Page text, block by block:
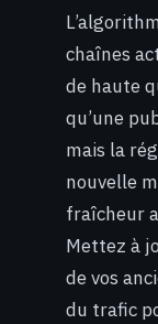
chaînes
de haute
qu’une
mais la
nouvelle
fraîcheur
Mettez à
de vos
du trafic